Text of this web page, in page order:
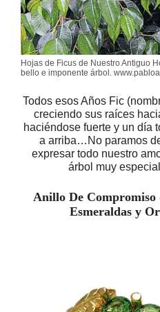
Hojas de Ficus de Nuestro Antiguo
bello e imponente árbol.
Todos esos Años Fic
creciendo sus raíces
haciéndose fuerte y un día
a arriba…No paramos
expresar todo nuestro
árbol muy
Anillo De Compromiso
Esmeraldas y